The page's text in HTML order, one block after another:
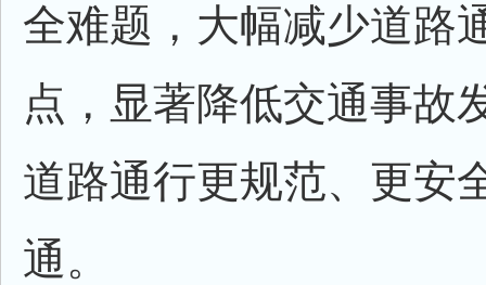
全难题，大幅减少道路
点，显著降低交通事故
道路通行更规范、更安
通。